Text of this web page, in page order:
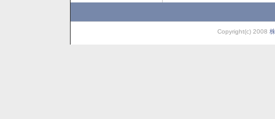
Copyright(c) 2008